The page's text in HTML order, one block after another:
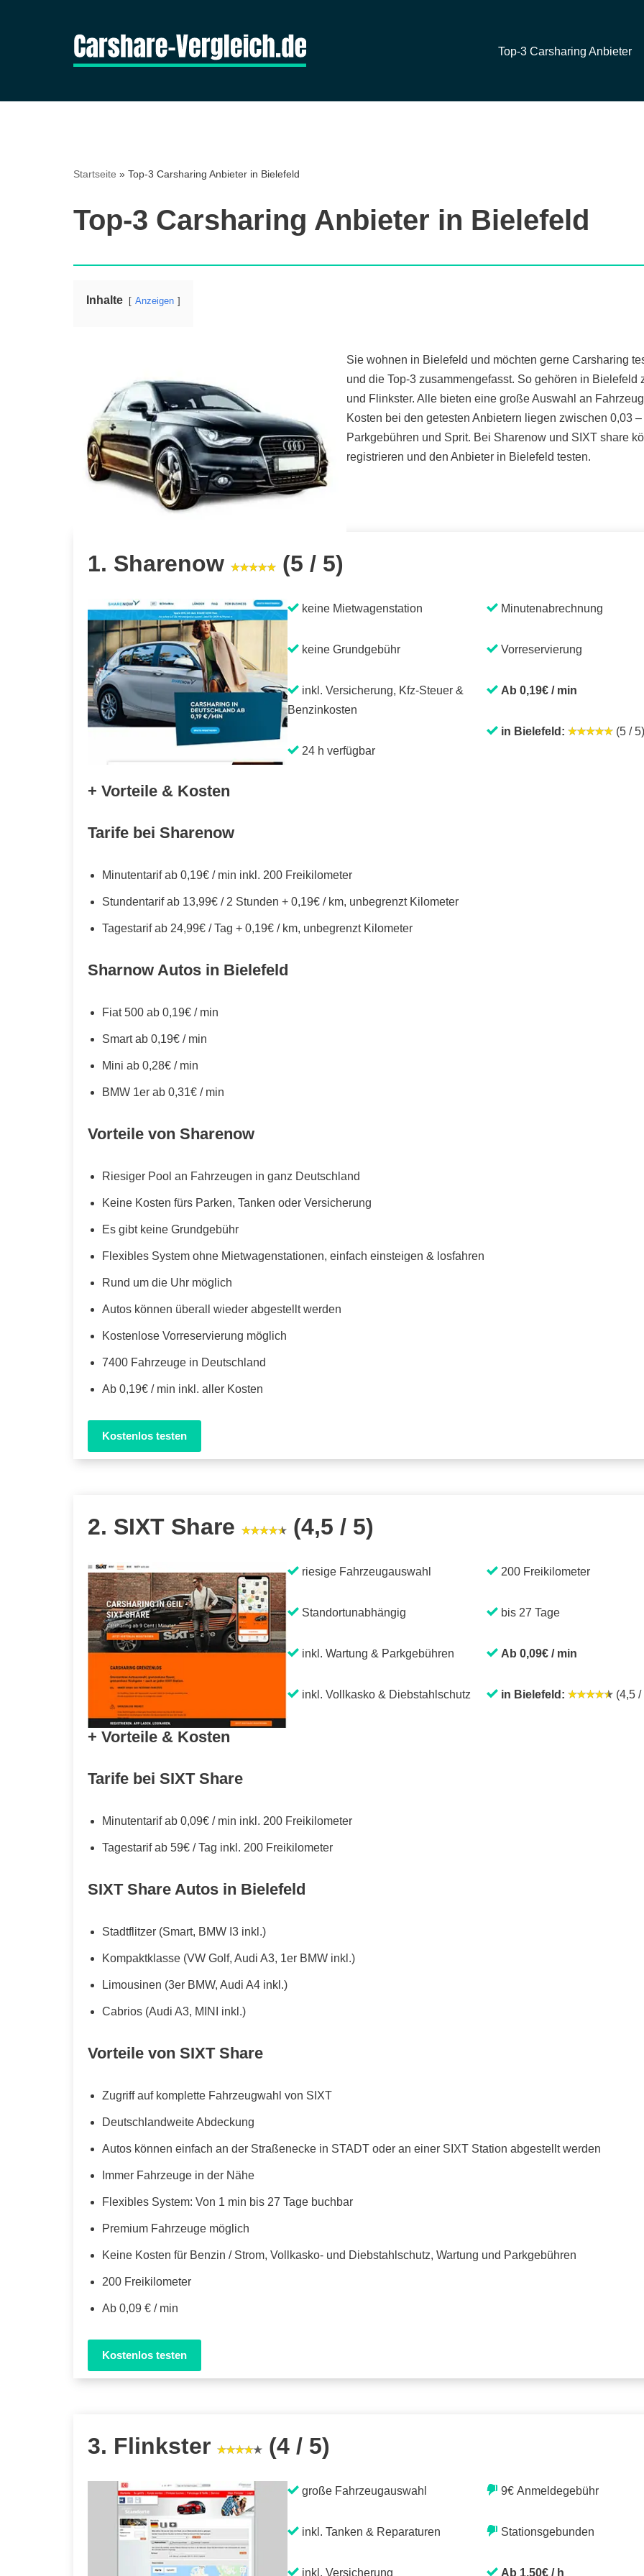
Top-3 Carsharing Anbieter
Startseite » Top-3 Carsharing Anbieter in Bielefeld
Top-3 Carsharing Anbieter in Bielefeld
Inhalte Anzeigen
Sie wohnen in Bielefeld und möchten gerne Carsharing
und die Top-3 zusammengefasst. So gehören in
und Flinkster. Alle bieten eine große Auswahl an
Kosten bei den getesten Anbietern liegen zwischen 0,03
Parkgebühren und Sprit. Bei Sharenow und SIXT share
registrieren und den Anbieter in Bielefeld testen.
1. Sharenow (5 / 5)
keine Mietwagenstation
keine Grundgebühr
inkl. Versicherung, Kfz-Steuer &
Benzinkosten
24 h verfügbar
Minutenabrechnung
Vorreservierung
Ab 0,19€ / min
in Bielefeld: (5 / 5)
+ Vorteile & Kosten
Tarife bei Sharenow
Minutentarif ab 0,19€ / min inkl. 200 Freikilometer
Stundentarif ab 13,99€ / 2 Stunden + 0,19€ / km, unbegrenzt Kilometer
Tagestarif ab 24,99€ / Tag + 0,19€ / km, unbegrenzt Kilometer
Sharnow Autos in Bielefeld
Fiat 500 ab 0,19€ / min
Smart ab 0,19€ / min
Mini ab 0,28€ / min
BMW 1er ab 0,31€ / min
Vorteile von Sharenow
Riesiger Pool an Fahrzeugen in ganz Deutschland
Keine Kosten fürs Parken, Tanken oder Versicherung
Es gibt keine Grundgebühr
Flexibles System ohne Mietwagenstationen, einfach einsteigen & losfahren
Rund um die Uhr möglich
Autos können überall wieder abgestellt werden
Kostenlose Vorreservierung möglich
7400 Fahrzeuge in Deutschland
Ab 0,19€ / min inkl. aller Kosten
Kostenlos testen
2. SIXT Share (4,5 / 5)
riesige Fahrzeugauswahl
Standortunabhängig
inkl. Wartung & Parkgebühren
inkl. Vollkasko & Diebstahlschutz
200 Freikilometer
bis 27 Tage
Ab 0,09€ / min
in Bielefeld: (4,5 /
+ Vorteile & Kosten
Tarife bei SIXT Share
Minutentarif ab 0,09€ / min inkl. 200 Freikilometer
Tagestarif ab 59€ / Tag inkl. 200 Freikilometer
SIXT Share Autos in Bielefeld
Stadtflitzer (Smart, BMW I3 inkl.)
Kompaktklasse (VW Golf, Audi A3, 1er BMW inkl.)
Limousinen (3er BMW, Audi A4 inkl.)
Cabrios (Audi A3, MINI inkl.)
Vorteile von SIXT Share
Zugriff auf komplette Fahrzeugwahl von SIXT
Deutschlandweite Abdeckung
Autos können einfach an der Straßenecke in STADT oder an einer SIXT Station abgestellt werden
Immer Fahrzeuge in der Nähe
Flexibles System: Von 1 min bis 27 Tage buchbar
Premium Fahrzeuge möglich
Keine Kosten für Benzin / Strom, Vollkasko- und Diebstahlschutz, Wartung und Parkgebühren
200 Freikilometer
Ab 0,09 € / min
Kostenlos testen
3. Flinkster (4 / 5)
große Fahrzeugauswahl
inkl. Tanken & Reparaturen
inkl. Versicherung
9€ Anmeldegebühr
Stationsgebunden
Ab 1,50€ / h